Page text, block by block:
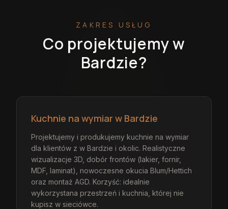
ZAKRES USŁUG
Co projektujemyw
Bardzie?
Kuchnie na wymiar w Bardzie
Projektujemy i produkujemy kuchnie na wymiar
dla klientów z w Bardzie i okolic. Realistyczne
wizualizacje 3D, dobór frontów (lakier, fornir,
MDF, laminat), nowoczesne okucia Blum/Hettich
oraz montaż AGD. Korzyść: idealnie
wykorzystana przestrzeń i kuchnia, której nie
kupisz w sieciówce.